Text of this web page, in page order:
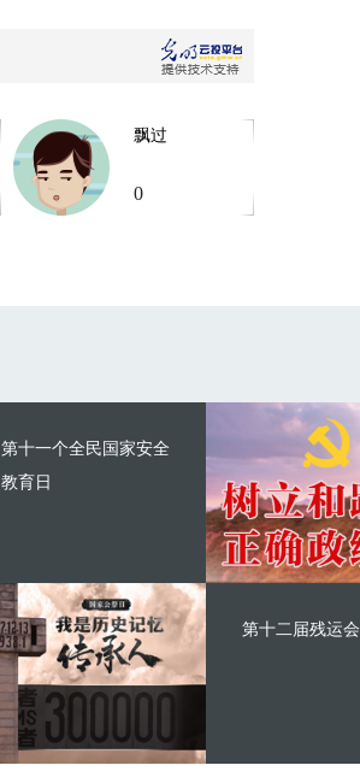
飘过
0
第十一个全民国家安全
教育日
第十二届残运会